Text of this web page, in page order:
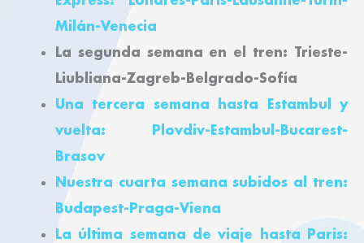
Milán-Venecia
La segunda semana en el tren: Trieste-
Liubliana-Zagreb-Belgrado-Sofía
Una tercera semana hasta Estambul y
vuelta: Plovdiv-Estambul-Bucarest-
Brasov
Nuestra cuarta semana subidos al tren:
Budapest-Praga-Viena
La última semana de viaje hasta Paris: